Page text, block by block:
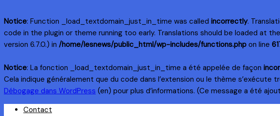
Notice: Function _load_textdomain_just_in_time was called incorrectly.
code in the plugin or theme running too early. Translations should be loaded at the
version 6.7.0.) in /home/lesnews/public_html/wp-includes/functions.php on line
Notice: La fonction _load_textdomain_just_in_time a été appelée de façon
Cela indique généralement que du code dans l’extension ou le thème
Débogage dans WordPress (en) pour plus d’informations. (Ce message a été
Skip
Contact